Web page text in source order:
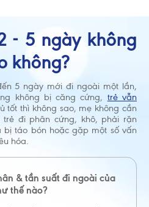
- 5 ngày không
không?
5 ngày mới đi ngoài một lần,
không bị căng cứng, trẻ vẫn
tốt thì không sao, mẹ không cần
trẻ đi phân cứng, khô, phải rặn
bị táo bón hoặc gặp một số vấn
hóa.
& tần suất đi ngoài của
thế nào?